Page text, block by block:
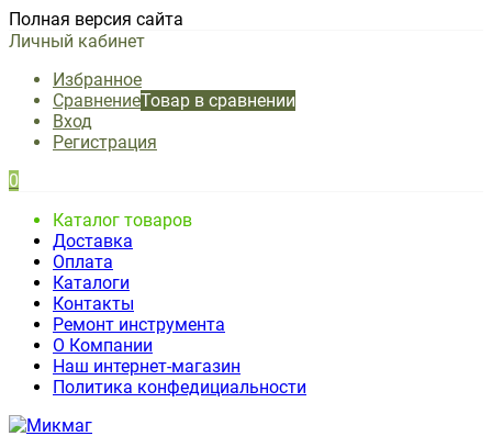
Полная версия сайта
Личный кабинет
Избранное
СравнениеТовар в сравнении
Вход
Регистрация
0
Каталог товаров
Доставка
Оплата
Каталоги
Контакты
Ремонт инструмента
О Компании
Наш интернет-магазин
Политика конфедициальности